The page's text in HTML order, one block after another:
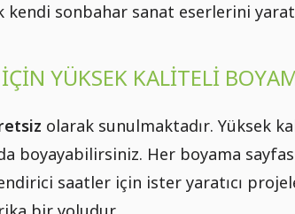
kendi sonbahar sanat eserlerini
YÜKSEK KALITELI
olarak sunulmaktadır. Yüksek
boyayabilirsiniz. Her boyama
saatler için ister yaratıcı